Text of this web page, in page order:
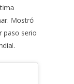
Mostró
paso serio